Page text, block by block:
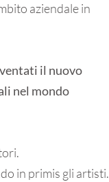
aziendale in
il nuovo
nel mondo
in primis gli artisti.